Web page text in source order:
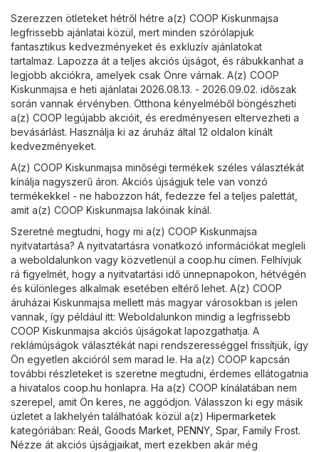
Szerezzen ötleteket hétről hétre a(z) COOP Kiskunmajsa
legfrissebb ajánlatai közül, mert minden szórólapjuk
fantasztikus kedvezményeket és exkluzív ajánlatokat
tartalmaz. Lapozza át a teljes akciós újságot, és rábukkanhat a
legjobb akciókra, amelyek csak Önre várnak. A(z) COOP
Kiskunmajsa e heti ajánlatai 2026.08.13. - 2026.09.02. időszak
során vannak érvényben. Otthona kényelméből böngészheti
a(z) COOP legújabb akcióit, és eredményesen eltervezheti a
bevásárlást. Használja ki az áruház által 12 oldalon kínált
kedvezményeket.
A(z) COOP Kiskunmajsa minőségi termékek széles választékát
kínálja nagyszerű áron. Akciós újságjuk tele van vonzó
termékekkel - ne habozzon hát, fedezze fel a teljes palettát,
amit a(z) COOP Kiskunmajsa lakóinak kínál.
Szeretné megtudni, hogy mi a(z) COOP Kiskunmajsa
nyitvatartása? A nyitvatartásra vonatkozó információkat megleli
a weboldalunkon vagy közvetlenül a coop.hu címen. Felhívjuk
rá figyelmét, hogy a nyitvatartási idő ünnepnapokon, hétvégén
és különleges alkalmak esetében eltérő lehet. A(z) COOP
áruházai Kiskunmajsa mellett más magyar városokban is jelen
vannak, így például itt: Weboldalunkon mindig a legfrissebb
COOP Kiskunmajsa akciós újságokat lapozgathatja. A
reklámújságok választékát napi rendszerességgel frissítjük, így
Ön egyetlen akcióról sem marad le. Ha a(z) COOP kapcsán
további részleteket is szeretne megtudni, érdemes ellátogatnia
a hivatalos coop.hu honlapra. Ha a(z) COOP kínálatában nem
szerepel, amit Ön keres, ne aggódjon. Válasszon ki egy másik
üzletet a lakhelyén találhatóak közül a(z) Hipermarketek
kategóriában: Reál Goods Market PENNY Spar, Family Frost.
Nézze át akciós újságjaikat, mert ezekben akár még